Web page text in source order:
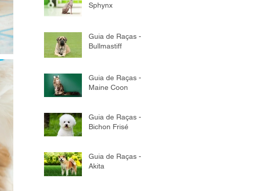
Sphynx
Guia de Raças -
Bullmastiff
Guia de Raças -
Maine Coon
Guia de Raças -
Bichon Frisé
Guia de Raças -
Akita